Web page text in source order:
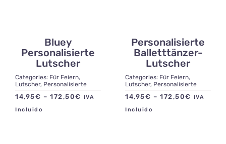
Bluey
Personalisierte
Lutscher
Categories: Für Feiern,
Lutscher, Personalisierte
14,95€ –172,50€ Preisspanne:
IVA
Incluido
Personalisierte
Balletttänzer-
Lutscher
Categories: Für Feiern,
Lutscher, Personalisierte
14,95€ –172,50€
IVA
Incluido